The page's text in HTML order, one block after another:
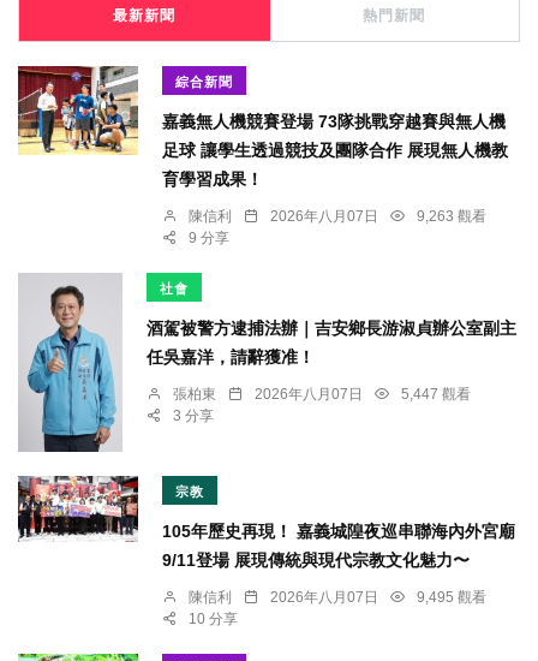
最新新聞 熱門新聞
綜合新聞
嘉義無人機競賽登場 73隊挑戰穿越賽與無人機
足球 讓學生透過競技及團隊合作 展現無人機教
育學習成果！
陳信利 2026年八月07日
9,263 觀看
9 分享
社會
酒駕被警方逮捕法辦｜吉安鄉長游淑貞辦公室副主
任吳嘉洋，請辭獲准！
張柏東 2026年八月07日
5,447 觀看
3 分享
宗教
105年歷史再現！ 嘉義城隍夜巡串聯海內外宮廟
9/11登場 展現傳統與現代宗教文化魅力〜
陳信利 2026年八月07日
9,495 觀看
10 分享